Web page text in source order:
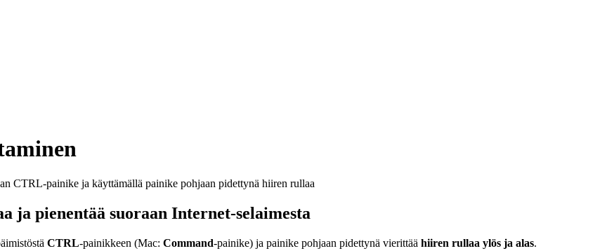
ja pienentää suoraan Internet-selaimesta
CTRL-painikkeen (Mac: Command-painike) ja painike pohjaan pidettynä vierittää hiiren rullaa ylös ja alas.